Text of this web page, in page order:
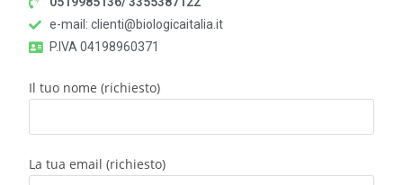
e-mail: clienti@biologicaitalia.it
P.IVA 04198960371
Il tuo nome (richiesto)
La tua email (richiesto)